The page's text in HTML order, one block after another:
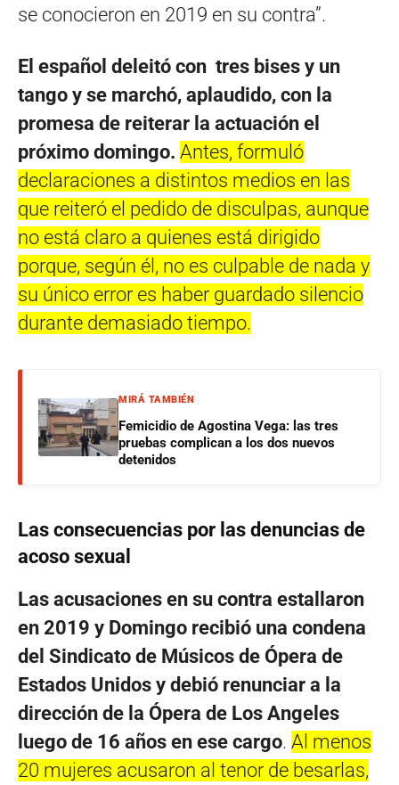
se conocieron en 2019 en su contra”.
El español deleitó con tres bises y un
tango y se marchó, aplaudido, con la
promesa de reiterar la actuación el
próximo domingo. Antes, formuló
declaraciones a distintos medios en las
que reiteró el pedido de disculpas, aunque
no está claro a quienes está dirigido
porque, según él, no es culpable de nada y
su único error es haber guardado silencio
durante demasiado tiempo.
MIRÁ TAMBIÉN
Femicidio de Agostina Vega: las tres
pruebas complican a los dos nuevos
detenidos
Las consecuencias por las denuncias de
acoso sexual
Las acusaciones en su contra estallaron
en 2019 y Domingo recibió una condena
del Sindicato de Músicos de Ópera de
Estados Unidos y debió renunciar a la
dirección de la Ópera de Los Angeles
luego de 16 años en ese cargo. Al menos
20 mujeres acusaron al tenor de besarlas,